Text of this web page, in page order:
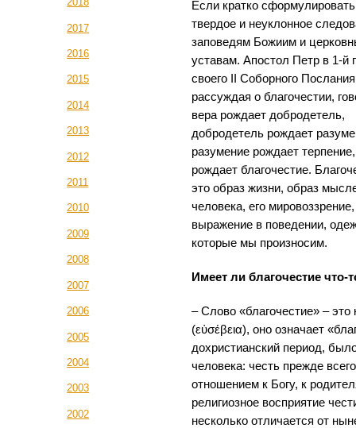
2017
2016
2015
2014
2013
2012
2011
2010
2009
2008
2007
2006
2005
2004
2003
2002
Если кратко
твердое и неуклонное
заповедям Божиим и
уставам. Апостол Петр в 1-й
своего II Cоборного
рассуждая о благочестии,
вера рождает добродетель,
добродетель рождает
разумение рождает
рождает благочестие.
это образ жизни, образ
человека, его
выражение в поведении,
которые мы произносим.
Имеет ли благочестие что-
– Слово «благочестие» – это
(εὐσέβεια), оно означает
дохристианский период,
человека: честь прежде
отношением к Богу, к
религиозное восприятие
несколько отличается от